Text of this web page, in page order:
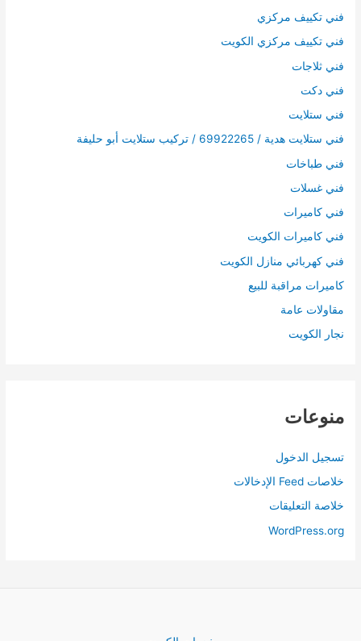
فني تكييف مركزي
فني تكييف مركزي الكويت
فني ثلاجات
فني دكت
فني ستلايت
فني ستلايت هدية / 69922265 / تركيب ستلايت أبو حليفة
فني طباخات
فني غسلات
فني كاميرات
فني كاميرات الكويت
فني كهربائي منازل الكويت
كاميرات مراقبة للبيع
مقاولات عامة
نجار الكويت
منوعات
تسجيل الدخول
خلاصات Feed الإدخالات
خلاصة التعليقات
WordPress.org